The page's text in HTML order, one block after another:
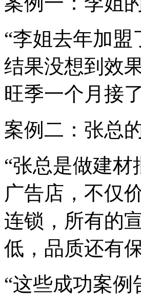
“李姐去年加
结果没想到效
旺季一个月接
案例二：张总
“张总是做建
广告店，不仅
连锁，所有的
低，品质还有
“这些成功案